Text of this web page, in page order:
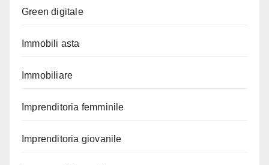
Green digitale
Immobili asta
Immobiliare
Imprenditoria femminile
Imprenditoria giovanile